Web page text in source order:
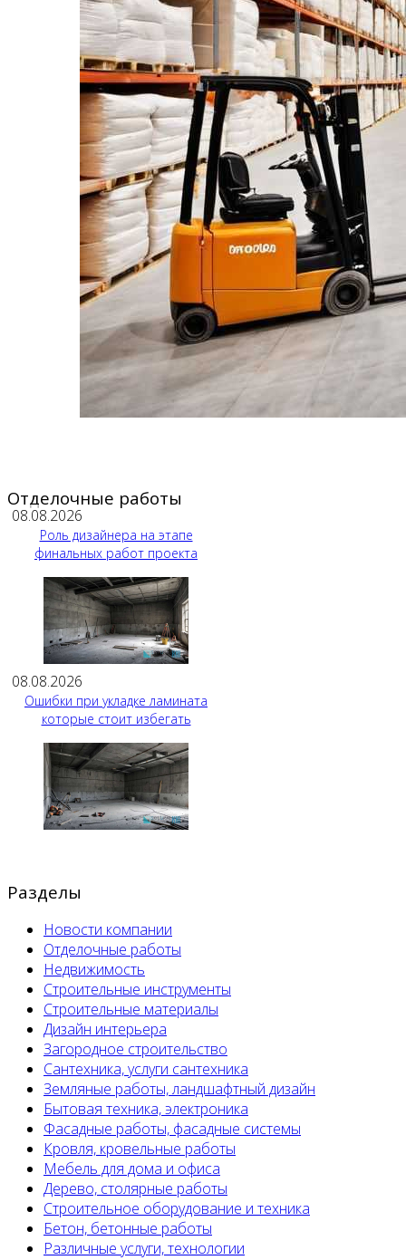
Отделочные работы
08.08.2026
Роль дизайнера на этапе
финальных работ проекта
08.08.2026
Ошибки при укладке ламината
которые стоит избегать
Разделы
Новости компании
Отделочные работы
Недвижимость
Строительные инструменты
Строительные материалы
Дизайн интерьера
Загородное строительство
Сантехника, услуги сантехника
Земляные работы, ландшафтный дизайн
Бытовая техника, электроника
Фасадные работы, фасадные системы
Кровля, кровельные работы
Мебель для дома и офиса
Дерево, столярные работы
Строительное оборудование и техника
Бетон, бетонные работы
Различные услуги, технологии